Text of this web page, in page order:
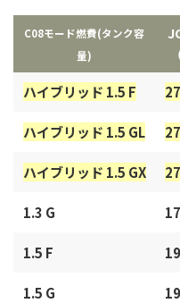
C08モード燃費(タンク容
量)
ハイブリッド 1.5 F
ハイブリッド 1.5 GL
ハイブリッド 1.5 GX
1.3 G
1.5 F
1.5 G